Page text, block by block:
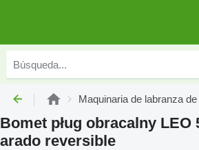
Maquinaria de labranza
Bomet pług obracalny LEO
arado reversible